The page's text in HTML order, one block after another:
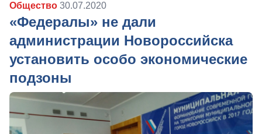
Общество 30.07.2020
«Федералы» не дали
администрации Новороссийска
установить особо экономические
подзоны